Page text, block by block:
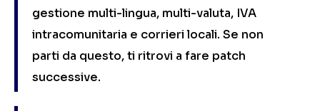
gestione multi-lingua, multi-valuta, IVA
intracomunitaria e corrieri locali. Se non
parti da questo, ti ritrovi a fare patch
successive.